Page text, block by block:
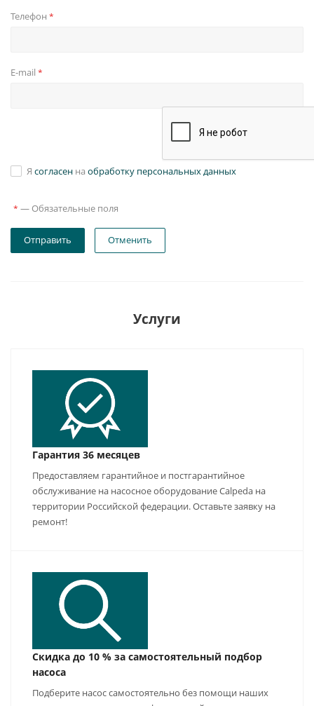
Телефон *
E-mail *
Я согласен на обработку персональных данных
* — Обязательные поля
Отправить Отменить
Услуги
Гарантия 36 месяцев
Предоставляем гарантийное и постгарантийное
обслуживание на насосное оборудование Calpeda на
территории Российской федерации. Оставьте заявку на
ремонт!
Скидка до 10 % за самостоятельный подбор
насоса
Подберите насос самостоятельно без помощи наших